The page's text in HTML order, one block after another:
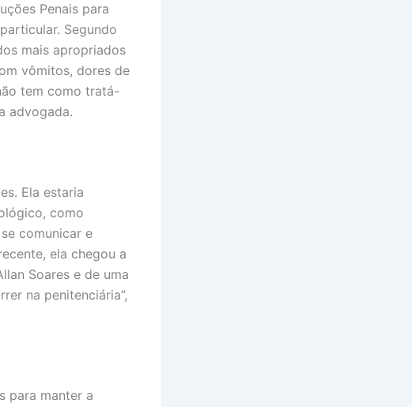
Penais para
Segundo
mais apropriados
vômitos, dores de
tem como tratá-
advogada.
Ela estaria
como
comunicar e
ela chegou a
Soares e de uma
na penitenciária”,
para manter a